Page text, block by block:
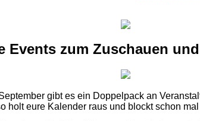
Events zum Zuschauen
gibt es ein Doppelpack an
holt eure Kalender raus und blockt schon